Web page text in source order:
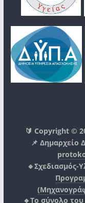
🔰 Copyright ©
📌 Δημαρχείο
🔹Σχεδιασμός-
🔸Το σύνολο